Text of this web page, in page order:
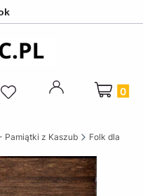
Produkty
Pamiątki z Kaszub Folk dla